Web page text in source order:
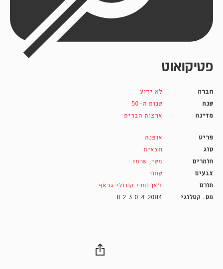
פטיקואוט
חברה
לא ידוע
שנה
שנות ה-50
מדינה
ארצות הברית
פריט
אופנה
סוג
חצאית
חומרים
משי, שרמז
צבעים
שחור
תורם
ז׳אן ומרי קונולי גראף
מס. קטלוגי
8.2.3.0.4.2084